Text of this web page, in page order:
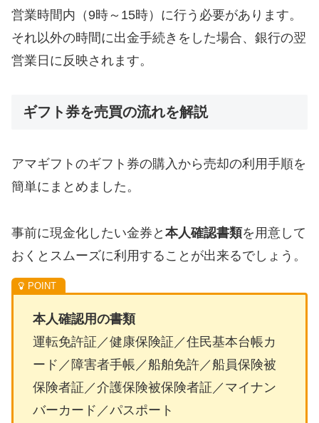
営業時間内（9時～15時）に行う必要があります。
それ以外の時間に出金手続きをした場合、銀行の翌
営業日に反映されます。
ギフト券を売買の流れを解説
アマギフトのギフト券の購入から売却の利用手順を
簡単にまとめました。
事前に現金化したい金券と 本人確認書類を用意して
おくとスムーズに利用することが出来るでしょう。
本人確認用の書類
運転免許証／健康保険証／住民基本台帳カ
ード／障害者手帳／船舶免許／船員保険被
保険者証／介護保険被保険者証／マイナン
バーカード／パスポート